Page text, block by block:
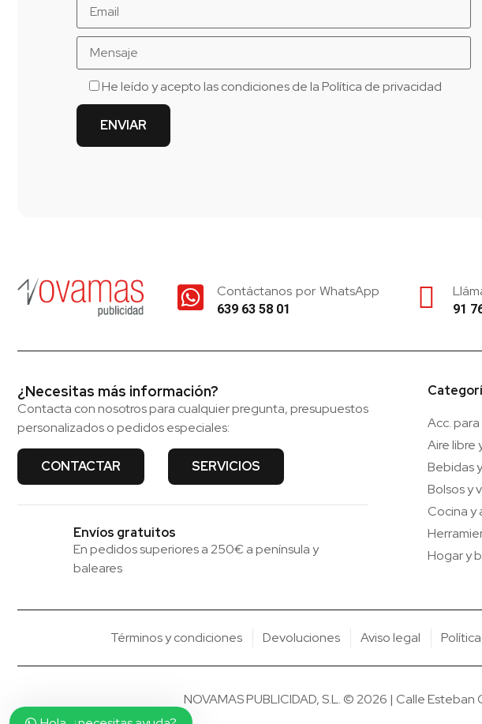
He leído y acepto las condiciones de laPolítica de privacidad
Contáctanos por WhatsApp
639 63 58 01 91
¿Necesitas más información?
Contacta con nosotros para cualquier pregunta, presupuestos
personalizados o pedidos especiales:
CONTACTAR SERVICIOS
Envíos gratuitos
En pedidos superiores a 250€ a península y
baleares
Acc.
Aire libre
Bebidas
Bolsos y
Cocina y
Hogar y
Términos y condiciones Devoluciones Aviso legal
NOVAMAS PUBLICIDAD, S.L. © 2026 | Calle